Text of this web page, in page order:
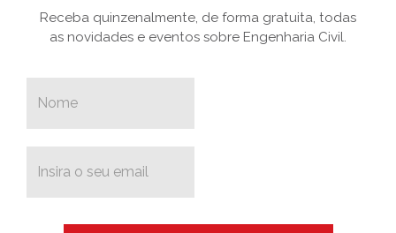
Receba quinzenalmente, de forma gratuita, todas
as novidades e eventos sobre Engenharia Civil.